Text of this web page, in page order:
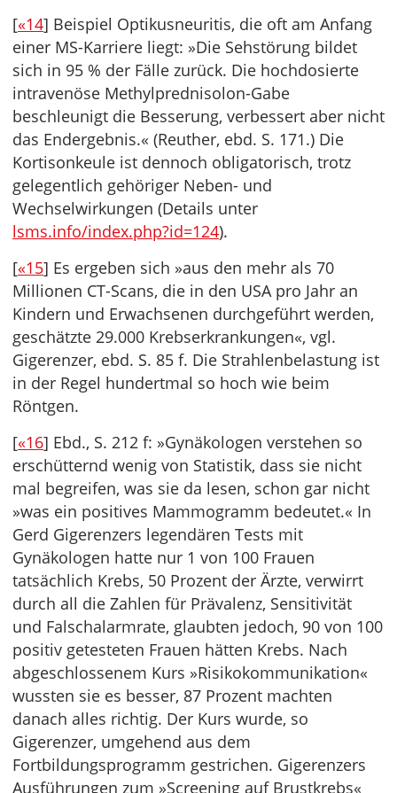
[«14] Beispiel Optikusneuritis, die oft am Anfang
einer MS-Karriere liegt: »Die Sehstörung bildet
sich in 95 % der Fälle zurück. Die hochdosierte
intravenöse Methylprednisolon-Gabe
beschleunigt die Besserung, verbessert aber nicht
das Endergebnis.« (Reuther, ebd. S. 171.) Die
Kortisonkeule ist dennoch obligatorisch, trotz
gelegentlich gehöriger Neben- und
Wechselwirkungen (Details unter
lsms.info/index.php?id=124).
[«15] Es ergeben sich »aus den mehr als 70
Millionen CT-Scans, die in den USA pro Jahr an
Kindern und Erwachsenen durchgeführt werden,
geschätzte 29.000 Krebserkrankungen«, vgl.
Gigerenzer, ebd. S. 85 f. Die Strahlenbelastung ist
in der Regel hundertmal so hoch wie beim
Röntgen.
[«16] Ebd., S. 212 f: »Gynäkologen verstehen so
erschütternd wenig von Statistik, dass sie nicht
mal begreifen, was sie da lesen, schon gar nicht
»was ein positives Mammogramm bedeutet.« In
Gerd Gigerenzers legendären Tests mit
Gynäkologen hatte nur 1 von 100 Frauen
tatsächlich Krebs, 50 Prozent der Ärzte, verwirrt
durch all die Zahlen für Prävalenz, Sensitivität
und Falschalarmrate, glaubten jedoch, 90 von 100
positiv getesteten Frauen hätten Krebs. Nach
abgeschlossenem Kurs »Risikokommunikation«
wussten sie es besser, 87 Prozent machten
danach alles richtig. Der Kurs wurde, so
Gigerenzer, umgehend aus dem
Fortbildungsprogramm gestrichen. Gigerenzers
Ausführungen zum »Screening auf Brustkrebs«